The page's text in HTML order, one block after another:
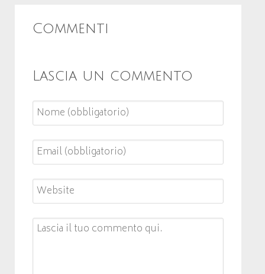
Commenti
Lascia un commento